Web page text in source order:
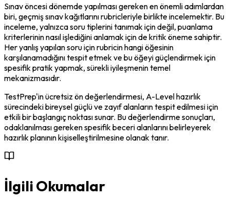
Sınav öncesi dönemde yapılması gereken en önemli adımlardan
biri, geçmiş sınav kağıtlarını rubricleriyle birlikte incelemektir. Bu
inceleme, yalnızca soru tiplerini tanımak için değil, puanlama
kriterlerinin nasıl işlediğini anlamak için de kritik öneme sahiptir.
Her yanlış yapılan soru için rubricin hangi öğesinin
karşılanamadığını tespit etmek ve bu öğeyi güçlendirmek için
spesifik pratik yapmak, sürekli iyileşmenin temel
mekanizmasıdır.
TestPrep'in ücretsiz ön değerlendirmesi, A-Level hazırlık
sürecindeki bireysel güçlü ve zayıf alanların tespit edilmesi için
etkili bir başlangıç noktası sunar. Bu değerlendirme sonuçları,
odaklanılması gereken spesifik beceri alanlarını belirleyerek
hazırlık planının kişiselleştirilmesine olanak tanır.
İlgili Okumalar